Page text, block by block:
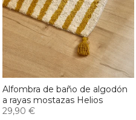
Alfombra de baño de algodón
a rayas mostazas Helios
29,90 €